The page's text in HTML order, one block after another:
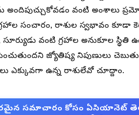
వంటి అంశాలు
గ్రహాల సంచారం, రాశుల స్వభావం కూడా
వంటి గ్రహాల అనుకూల స్థితి
జ్యోతిష్య నిపుణులు
ఎక్కువగా ఉన్న రాశులేవో చూద్దాం.
సమాచారం కోసం ఏసియానెట్